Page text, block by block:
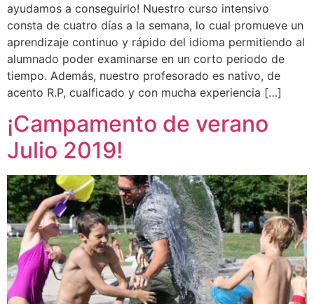
ayudamos a conseguirlo! Nuestro curso intensivo
consta de cuatro días a la semana, lo cual promueve un
aprendizaje continuo y rápido del idioma permitiendo al
alumnado poder examinarse en un corto periodo de
tiempo. Además, nuestro profesorado es nativo, de
acento R.P, cualficado y con mucha experiencia […]
¡Campamento de verano
Julio 2019!